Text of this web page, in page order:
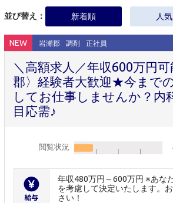
並び替え： 新着順 人
NEW 岩瀬郡 調剤 正社員
＼高額求人／年収600万円
郡〉経験者大歓迎★今まで
してお仕事しませんか？内
目応需♪
閲覧状況
年収480万円～600万円 ※あな
を考慮して決定いたします。
さい！